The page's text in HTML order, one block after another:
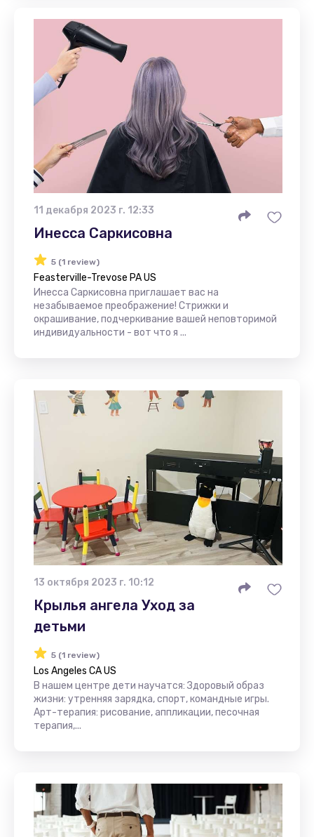
11 декабря 2023 г. 12:33
Инесса Саркисовна
5 (1 review)
Feasterville-Trevose PA US
Инесса Саркисовна приглашает вас на
незабываемое преображение! Стрижки и
окрашивание, подчеркивание вашей неповторимой
индивидуальности - вот что я ...
13 октября 2023 г. 10:12
Крылья ангела Уход за
детьми
5 (1 review)
Los Angeles CA US
В нашем центре дети научатся: Здоровый образ
жизни: утренняя зарядка, спорт, командные игры.
Арт-терапия: рисование, аппликации, песочная
терапия,...